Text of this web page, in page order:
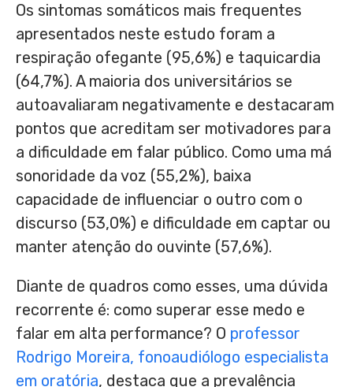
Os sintomas somáticos mais frequentes
apresentados neste estudo foram a
respiração ofegante (95,6%) e taquicardia
(64,7%). A maioria dos universitários se
autoavaliaram negativamente e destacaram
pontos que acreditam ser motivadores para
a dificuldade em falar público. Como uma má
sonoridade da voz (55,2%), baixa
capacidade de influenciar o outro com o
discurso (53,0%) e dificuldade em captar ou
manter atenção do ouvinte (57,6%).
Diante de quadros como esses, uma dúvida
recorrente é: como superar esse medo e
falar em alta performance? O professor
Rodrigo Moreira, fonoaudiólogo especialista
em oratória, destaca que a prevalência